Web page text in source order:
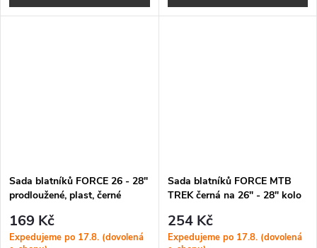
Sada blatníků FORCE 26 - 28"
prodloužené, plast, černé
169 Kč
Expedujeme po 17.8. (dovolená
Sada blatníků FORCE MTB
TREK černá na 26" - 28" kolo
254 Kč
Expedujeme po 17.8. (dovolená